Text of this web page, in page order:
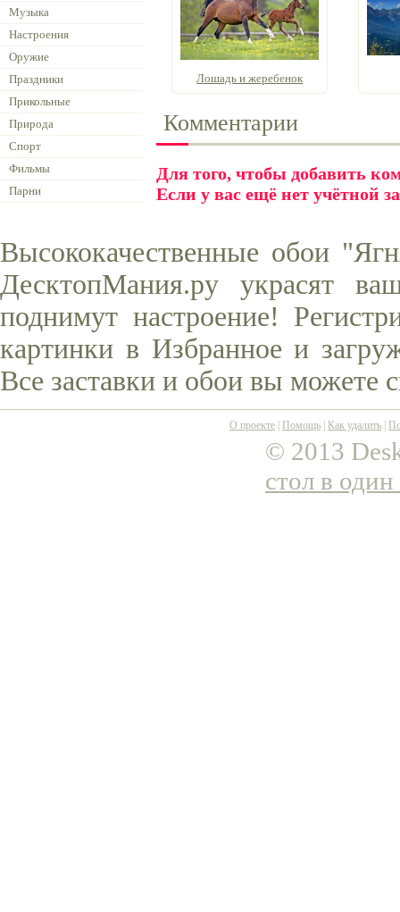
Музыка
Настроения
Оружие
Праздники
Прикольные
Природа
Спорт
Фильмы
Парни
Лошадь и жеребенок
Комментарии
Для того, чтобы добавить
Если у вас ещё нет учётной
Высококачественные обои
ДесктопМания.ру украсят
поднимут настроение!
картинки в Избранное и
Все заставки и обои вы можете
О проекте Помощь Как удалить
© 2013
стол в